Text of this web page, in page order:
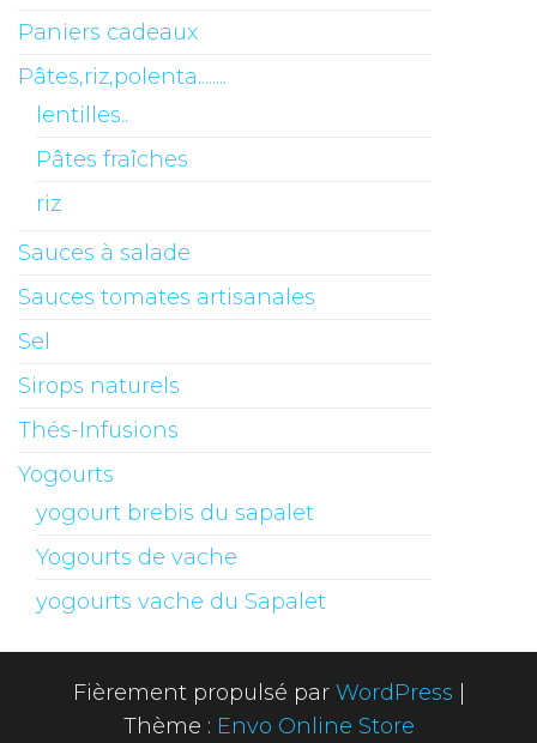
Paniers cadeaux
Pâtes,riz,polenta........
lentilles..
Pâtes fraîches
riz
Sauces à salade
Sauces tomates artisanales
Sel
Sirops naturels
Thés-Infusions
Yogourts
yogourt brebis du sapalet
Yogourts de vache
yogourts vache du Sapalet
Fièrement propulsé par WordPress
Thème : Envo Online Store